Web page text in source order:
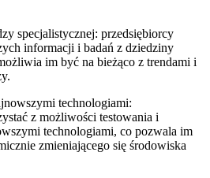
specjalistycznej: przedsiębiorcy
informacji i badań z dziedziny
im być na bieżąco z trendami i
technologiami:
z możliwości testowania i
technologiami, co pozwala im
zmieniającego się środowiska